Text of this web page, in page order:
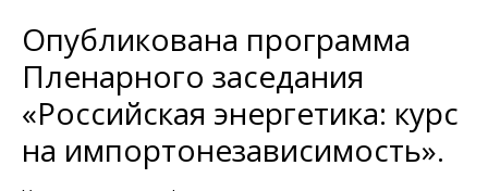
Опубликована программа
Пленарного заседания
«Российская энергетика: курс
на импортонезависимость».